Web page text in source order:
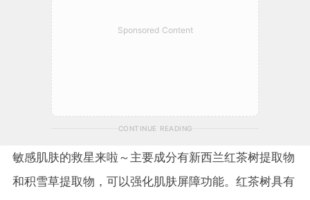
Sponsored Content
CONTINUE READING
敏感肌肤的救星来啦～主要成分有新西兰红茶树提取物
和积雪草提取物，可以强化肌肤屏障功能。红茶树具有